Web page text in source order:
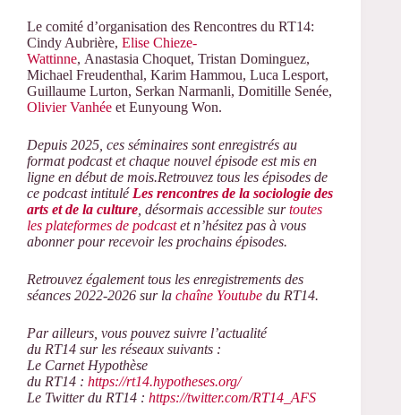
Le comité d’organisation des Rencontres du RT14:
Cindy Aubrière, Elise Chieze-
Wattinne, Anastasia Choquet, Tristan Dominguez,
Michael Freudenthal, Karim Hammou, Luca Lesport,
Guillaume Lurton, Serkan Narmanli, Domitille Senée,
Olivier Vanhée et Eunyoung Won.
Depuis 2025, ces séminaires sont enregistrés au
format podcast et chaque nouvel épisode est mis en
ligne en début de mois.Retrouvez tous les épisodes de
ce podcast intitulé Les rencontres de la sociologie des
arts et de la culture , désormais accessible surtoutes
les plateformes de podcastet n’hésitez pas à vous
abonner pour recevoir les prochains épisodes.
Retrouvez également tous les enregistrements des
séances 2022-2026 sur la chaîne Youtube du RT14.
Par ailleurs, vous pouvez suivre l’actualité
du RT14 sur les réseaux suivants :
Le Carnet Hypothèse
du RT14 : https://rt14.hypotheses.org/
Le Twitter du RT14 : https://twitter.com/RT14_AFS